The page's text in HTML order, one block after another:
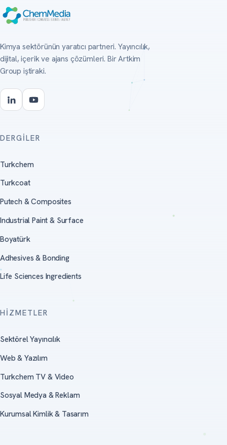
Kimya sektörünün yaratıcı partneri. Yayıncılık,
dijital, içerik ve ajans çözümleri. Bir Artkim
Group iştiraki.
DERGILER
Turkchem
Turkcoat
Putech & Composites
Industrial Paint & Surface
Boyatürk
Adhesives & Bonding
Life Sciences Ingredients
HIZMETLER
Sektörel Yayıncılık
Web & Yazılım
Turkchem TV & Video
Sosyal Medya & Reklam
Kurumsal Kimlik & Tasarım